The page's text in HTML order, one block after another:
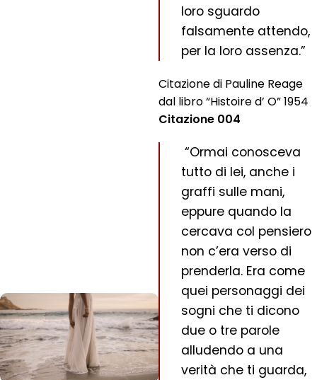
loro sguardo
falsamente attendo,
per la loro assenza.”
Citazione di Pauline Reage
dal libro “Histoire d’ O” 1954
Citazione 004
“Ormai conosceva
tutto di lei, anche i
graffi sulle mani,
eppure quando la
cercava col pensiero
non c’era verso di
prenderla. Era come
quei personaggi dei
sogni che ti dicono
due o tre parole
alludendo a una
verità che ti guarda,